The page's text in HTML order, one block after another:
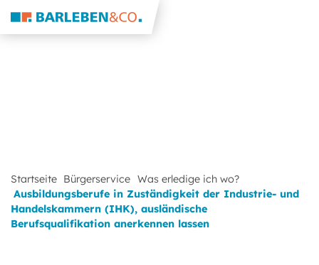
Startseite Bürgerservice Was erledige ich wo?
Ausbildungsberufe in Zuständigkeit der Industrie- und
Handelskammern (IHK), ausländische
Berufsqualifikation anerkennen lassen